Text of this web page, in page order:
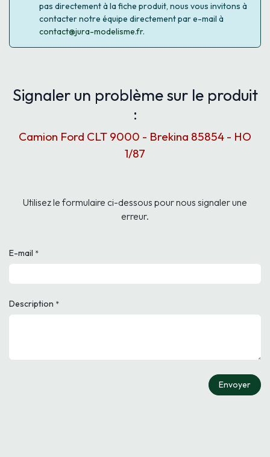
pas directement à la fiche produit, nous vous invitons à
contacter notre équipe directement par e-mail à
contact@jura-modelisme.fr.
Signaler un problème sur le produit
:
Camion Ford CLT 9000 - Brekina 85854 - HO
1/87
Utilisez le formulaire ci-dessous pour nous signaler une
erreur.
E-mail *
Description *
Envoyer